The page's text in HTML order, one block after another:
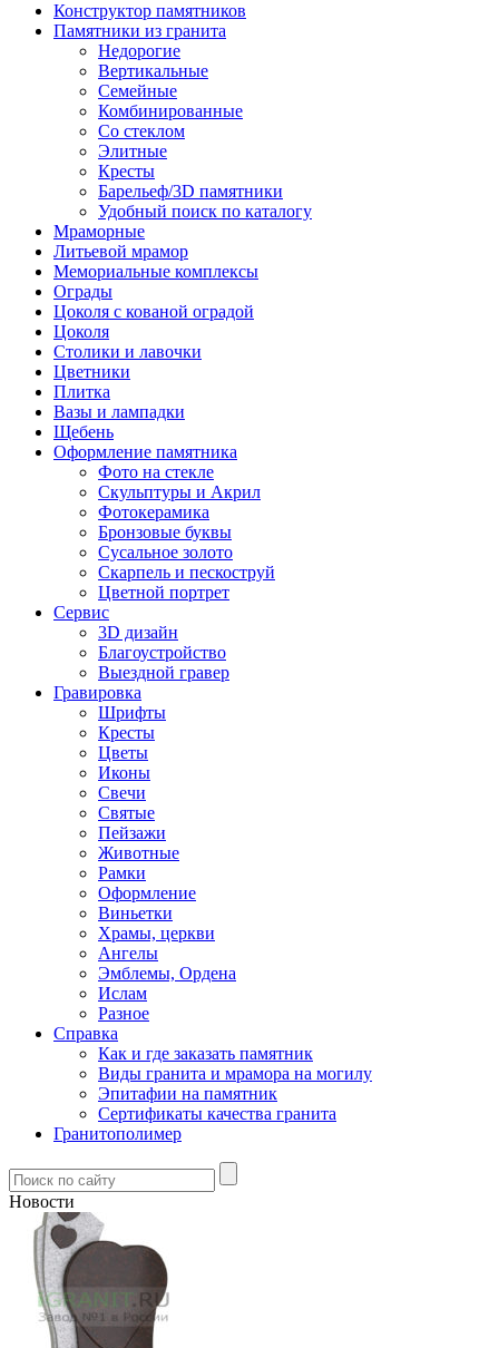
Конструктор памятников
Памятники из гранита
Недорогие
Вертикальные
Семейные
Комбинированные
Со стеклом
Элитные
Кресты
Барельеф/3D памятники
Удобный поиск по каталогу
Мраморные
Литьевой мрамор
Мемориальные комплексы
Ограды
Цоколя с кованой оградой
Цоколя
Столики и лавочки
Цветники
Плитка
Вазы и лампадки
Щебень
Оформление памятника
Фото на стекле
Скульптуры и Акрил
Фотокерамика
Бронзовые буквы
Сусальное золото
Скарпель и пескоструй
Цветной портрет
Сервис
3D дизайн
Благоустройство
Выездной гравер
Гравировка
Шрифты
Кресты
Цветы
Иконы
Свечи
Святые
Пейзажи
Животные
Рамки
Оформление
Виньетки
Храмы, церкви
Ангелы
Эмблемы, Ордена
Ислам
Разное
Справка
Как и где заказать памятник
Виды гранита и мрамора на могилу
Эпитафии на памятник
Сертификаты качества гранита
Гранитополимер
Новости